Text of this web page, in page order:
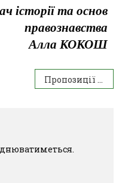
історії та основ
правознавства
Алла КОКОШ
Пропозиції щодо вступу студентів до НУБіП